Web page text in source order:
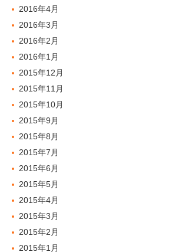
2016年4月
2016年3月
2016年2月
2016年1月
2015年12月
2015年11月
2015年10月
2015年9月
2015年8月
2015年7月
2015年6月
2015年5月
2015年4月
2015年3月
2015年2月
2015年1月